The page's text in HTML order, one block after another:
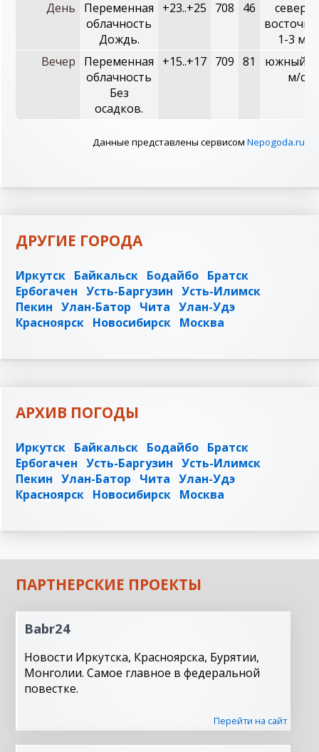
День
Переменная
облачность
Дождь.
+23..+25 708 46
северо-
1-3 м/с
Вечер
Переменная
облачность
Без
осадков.
+15..+17 709 81
южный,
м/с
Данные представлены сервисом Nepogoda.ru
ДРУГИЕ ГОРОДА
Иркутск Байкальск Бодайбо Братск
Ербогачен Усть-Баргузин Усть-Илимск
Пекин Улан-Батор Чита Улан-Удэ
Красноярск Новосибирск Москва
АРХИВ ПОГОДЫ
Иркутск Байкальск Бодайбо Братск
Ербогачен Усть-Баргузин Усть-Илимск
Пекин Улан-Батор Чита Улан-Удэ
Красноярск Новосибирск Москва
ПАРТНЕРСКИЕ ПРОЕКТЫ
Babr24
Новости Иркутска, Красноярска, Бурятии,
Монголии. Самое главное в федеральной
повестке.
Перейти на сайт